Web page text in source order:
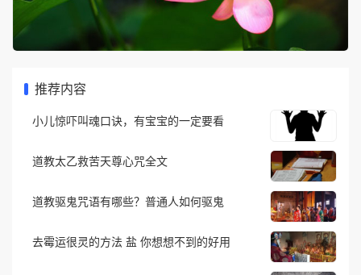
推荐内容
小儿惊吓叫魂口诀，有宝宝的一定要看
道教太乙救苦天尊心咒全文
道教驱鬼咒语有哪些？普通人如何驱鬼
去霉运很灵的方法 盐 你想想不到的好用